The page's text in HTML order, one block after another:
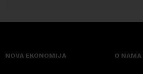
NOVA EKONOMIJA O NAMA